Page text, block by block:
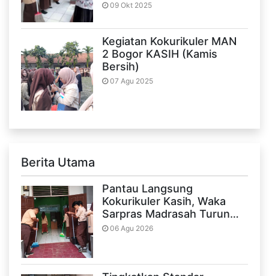
09 Okt 2025
Kegiatan Kokurikuler MAN
2 Bogor KASIH (Kamis
Bersih)
07 Agu 2025
Berita Utama
Pantau Langsung
Kokurikuler Kasih, Waka
Sarpras Madrasah Turun…
06 Agu 2026